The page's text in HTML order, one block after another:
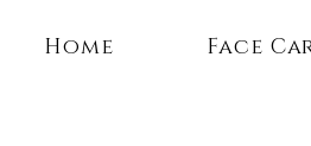
Home Face